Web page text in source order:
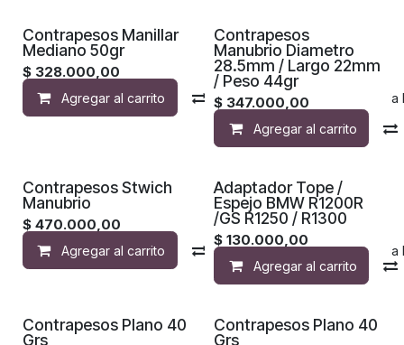
Contrapesos Manillar
Mediano 50gr
$ 328.000,00
Agregar al carrito Compara Agregar a
Contrapesos
Manubrio Diametro
28.5mm / Largo 22mm
/ Peso 44gr
$ 347.000,00
Agregar al carrito
Contrapesos Stwich
Manubrio
$ 470.000,00
Agregar al carrito Compara Agregar a la
Adaptador Tope /
Espejo BMW R1200R
/GS R1250 / R1300
$130.000,00
Agregar al carrito
Contrapesos Plano 40
Grs
Contrapesos Plano 40
Grs